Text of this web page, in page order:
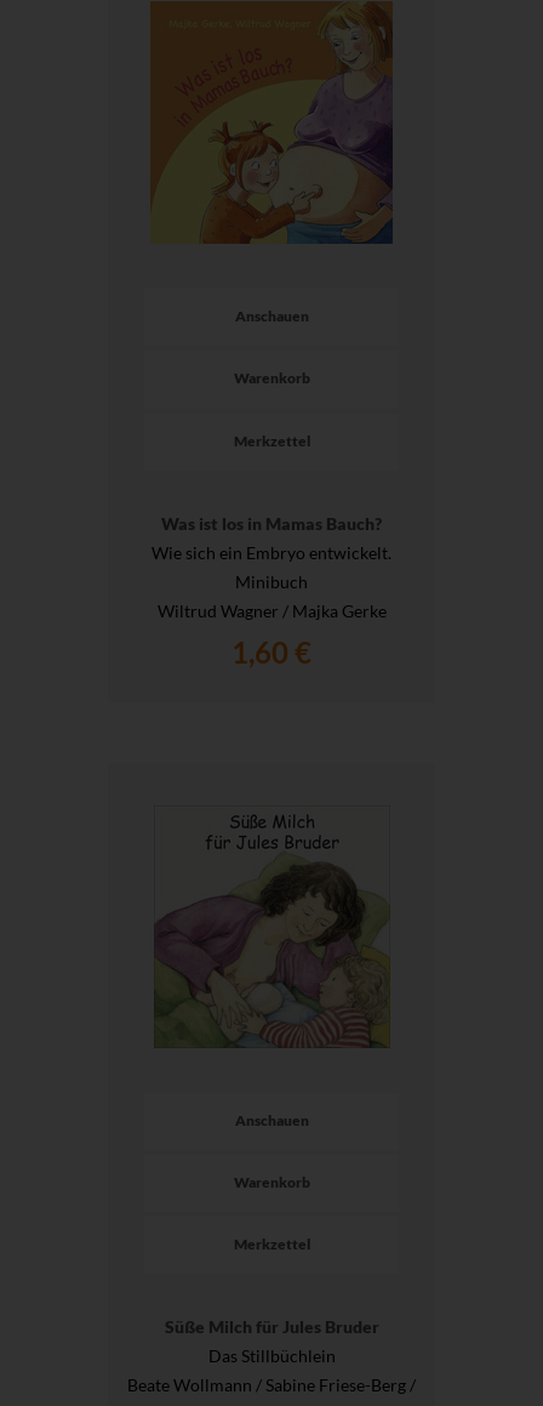
Anschauen
Warenkorb
Merkzettel
Was ist los in Mamas Bauch?
Wie sich ein Embryo entwickelt.
Minibuch
Wiltrud Wagner / Majka Gerke
1,60 €
Anschauen
Warenkorb
Merkzettel
Süße Milch für Jules Bruder
Das Stillbüchlein
Beate Wollmann / Sabine Friese-Berg /